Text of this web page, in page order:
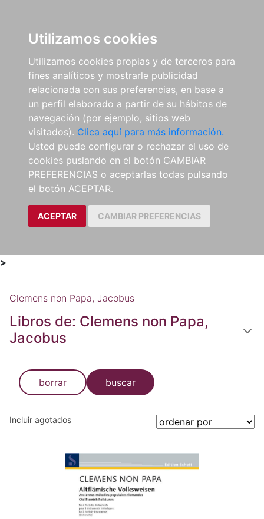
Utilizamos cookies
Utilizamos cookies propias y de terceros para
fines analíticos y mostrarle publicidad
relacionada con sus preferencias, en base a
un perfil elaborado a partir de su hábitos de
navegación (por ejemplo, sitios web
visitados). Clica aquí para más información.
Usted puede configurar o rechazar el uso de
cookies puslando en el botón CAMBIAR
PREFERENCIAS o aceptarlas todas pulsando
el botón ACEPTAR.
ACEPTAR CAMBIAR PREFERENCIAS
>
Clemens non Papa, Jacobus
Libros de: Clemens non Papa,
Jacobus
borrar buscar
Incluir agotados